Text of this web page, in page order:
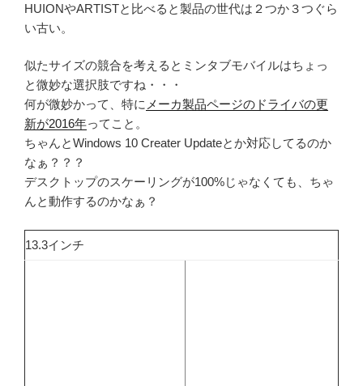
HUIONやARTISTと比べると製品の世代は２つか３つぐら
い古い。
似たサイズの競合を考えるとミンタブモバイルはちょっ
と微妙な選択肢ですね・・・
何が微妙かって、特に メーカ製品ページのドライバの更
新が2016年ってこと。
ちゃんとWindows 10 Creater Updateとか対応してるのか
なぁ？？？
デスクトップのスケーリングが100%じゃなくても、ちゃ
んと動作するのかなぁ？
13.3インチ